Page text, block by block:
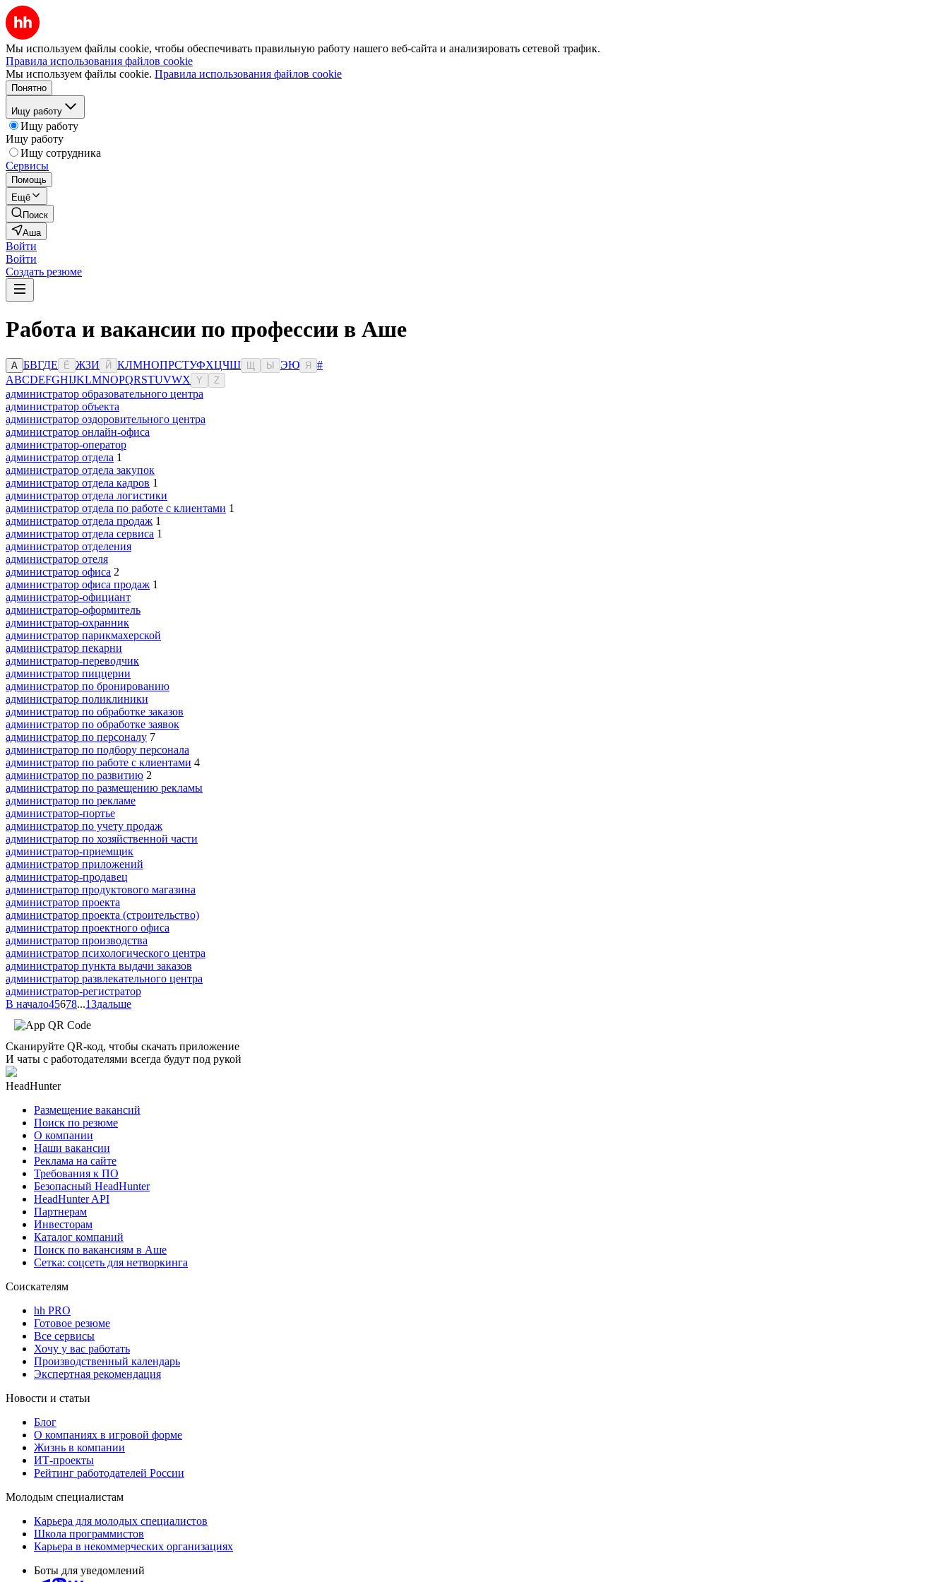
Мы используем файлы cookie, чтобы обеспечивать правильную работу нашего веб-сайта и анализировать сетевой трафик.
Правила использования файлов cookie
Мы используем файлы cookie. Правила использования файлов cookie
Понятно
Ищу работу
Ищу работу
Ищу работу
Ищу сотрудника
Сервисы
Помощь
Ещё
Поиск
Аша
Войти
Войти
Создать резюме
Работа и вакансии по профессии в Аше
А БВГДЕ Ё ЖЗИ Й КЛМНОПРСТУФХЦЧШ Ы ЭЮ Я
#
ABCDEFGHIJKLMNOPQRSTUVWX Y Z
администратор образовательного центра
администратор объекта
администратор оздоровительного центра
администратор онлайн-офиса
администратор-оператор
администратор отдела 1
администратор отдела закупок
администратор отдела кадров 1
администратор отдела логистики
администратор отдела по работе с клиентами 1
администратор отдела продаж 1
администратор отдела сервиса 1
администратор отделения
администратор отеля
администратор офиса 2
администратор офиса продаж 1
администратор-официант
администратор-оформитель
администратор-охранник
администратор парикмахерской
администратор пекарни
администратор-переводчик
администратор пиццерии
администратор по бронированию
администратор поликлиники
администратор по обработке заказов
администратор по обработке заявок
администратор по персоналу 7
администратор по подбору персонала
администратор по работе с клиентами 4
администратор по развитию 2
администратор по размещению рекламы
администратор по рекламе
администратор-портье
администратор по учету продаж
администратор по хозяйственной части
администратор-приемщик
администратор приложений
администратор-продавец
администратор продуктового магазина
администратор проекта
администратор проекта (строительство)
администратор проектного офиса
администратор производства
администратор психологического центра
администратор пункта выдачи заказов
администратор развлекательного центра
администратор-регистратор
В начало45678...13дальше
Сканируйте QR-код, чтобы скачать приложение
И чаты с работодателями всегда будут под рукой
HeadHunter
Размещение вакансий
Поиск по резюме
О компании
Наши вакансии
Реклама на сайте
Требования к ПО
Безопасный HeadHunter
HeadHunter API
Партнерам
Инвесторам
Каталог компаний
Поиск по вакансиям в Аше
Сетка: соцсеть для нетворкинга
Соискателям
hh PRO
Готовое резюме
Все сервисы
Хочу у вас работать
Производственный календарь
Экспертная рекомендация
Новости и статьи
Блог
О компаниях в игровой форме
Жизнь в компании
ИТ-проекты
Рейтинг работодателей России
Молодым специалистам
Карьера для молодых специалистов
Школа программистов
Карьера в некоммерческих организациях
Боты для уведомлений